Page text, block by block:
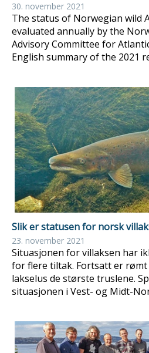
30. november 2021
The status of Norwegian wild
evaluated annually by the
Advisory Committee for
English summary of the 2021
Slik er statusen for norsk
23. november 2021
Situasjonen for villaksen har
for flere tiltak. Fortsatt er
lakselus de største truslene.
situasjonen i Vest- og Midt-